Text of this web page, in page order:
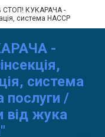
СТОП! КУКАРАЧА -
система HACCP
-
система
послуги /
від жука